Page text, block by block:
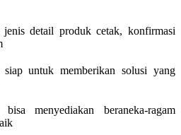
detail produk cetak, konfirmasi
untuk memberikan solusi yang
menyediakan beraneka-ragam